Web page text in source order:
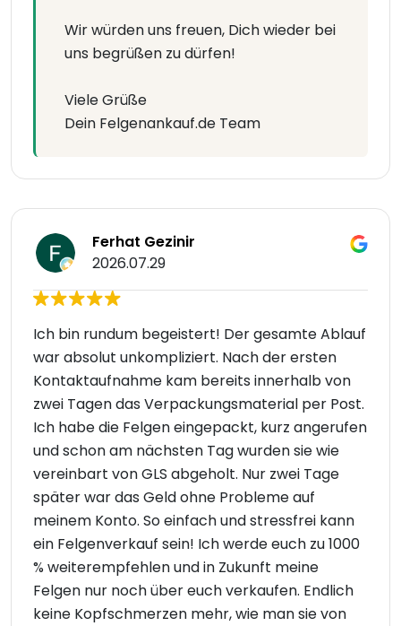
Wir würden uns freuen, Dich wieder bei
uns begrüßen zu dürfen!
Viele Grüße
Dein Felgenankauf.de Team
Ferhat Gezinir
2026.07.29
Ich bin rundum begeistert! Der gesamte Ablauf
war absolut unkompliziert. Nach der ersten
Kontaktaufnahme kam bereits innerhalb von
zwei Tagen das Verpackungsmaterial per Post.
Ich habe die Felgen eingepackt, kurz angerufen
und schon am nächsten Tag wurden sie wie
vereinbart von GLS abgeholt. Nur zwei Tage
später war das Geld ohne Probleme auf
meinem Konto. So einfach und stressfrei kann
ein Felgenverkauf sein! Ich werde euch zu 1000
% weiterempfehlen und in Zukunft meine
Felgen nur noch über euch verkaufen. Endlich
keine Kopfschmerzen mehr, wie man sie von